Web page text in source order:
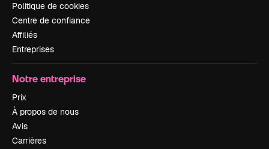
Politique de cookies
Centre de confiance
Affiliés
Entreprises
Notre entreprise
Prix
À propos de nous
Avis
Carrières